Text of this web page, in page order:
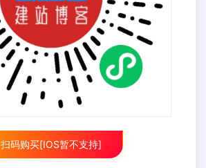
扫码购买[IOS暂不支持]